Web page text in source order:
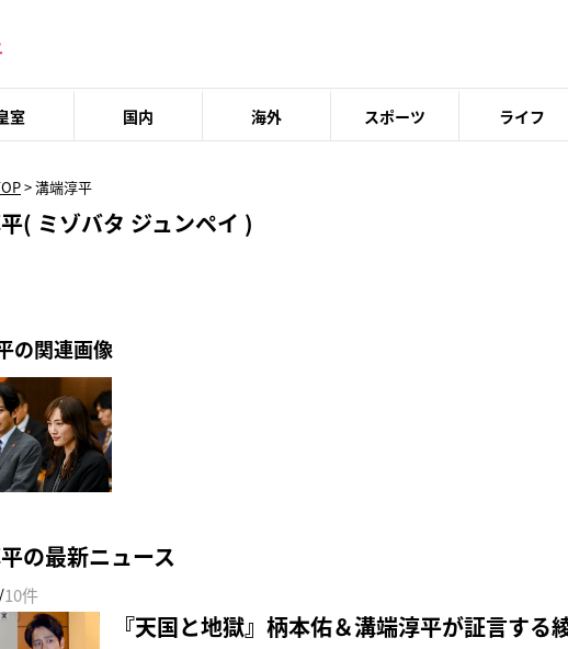
室 国内 海外 スポーツ ライフ
>溝端淳平
( ミゾバタ ジュンペイ )
の関連画像
の最新ニュース
10件
『天国と地獄』柄本佑＆溝端淳平が証言する